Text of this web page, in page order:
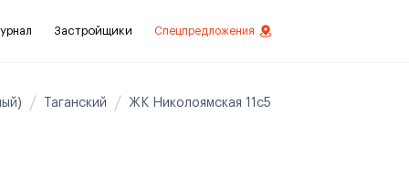
Застройщики Спецпредложения
Таганский ЖК Николоямская 11с5